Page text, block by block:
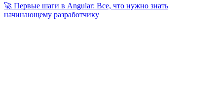
🚀 Первые шаги в Angular: Все, что нужно знать
начинающему разработчику